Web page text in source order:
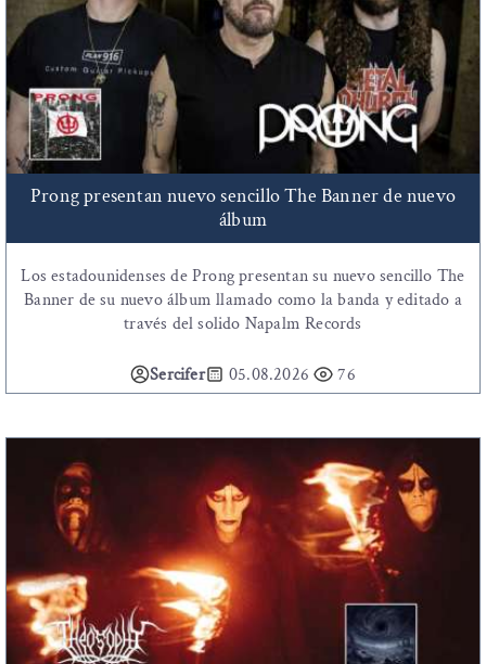
Prong presentan nuevo sencillo The Banner de nuevo
álbum
Los estadounidenses de Prong presentan su nuevo sencillo The
Banner de su nuevo álbum llamado como la banda y editado a
través del solido Napalm Records
Sercifer 05.08.2026 76